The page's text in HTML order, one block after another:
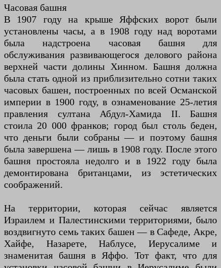
Часовая башня
В 1907 году на крыше Яффских ворот были
установлены часы, а в 1908 году над воротами
была надстроена часовая башня для
обслуживания развивающегося делового района
верхней части долины Хинном. Башня должна
была стать одной из приблизительно сотни таких
часовых башен, построенных по всей Османской
империи в 1900 году, в ознаменование 25-летия
правления султана Абдул-Хамида II. Башня
стоила 20 000 франков; город был столь беден,
что деньги были собраны — и поэтому башня
была завершена — лишь в 1908 году. После этого
башня простояла недолго и в 1922 году была
демонтирована британцами, из эстетических
соображений.
На территории, которая сейчас является
Израилем и Палестинскими территориями, было
воздвигнуто семь таких башен — в Сафеде, Акре,
Хайфе, Назарете, Наблусе, Иерусалиме и
знаменитая башня в Яффо. Тот факт, что для